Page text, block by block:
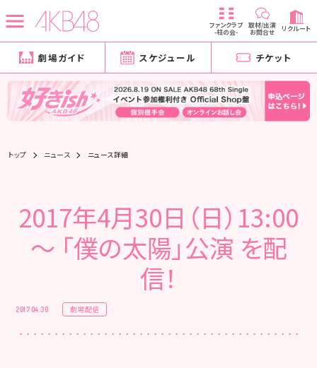
ファンクラブ
-柱の会-
取材/出演
お問合せ リクルート
劇場ガイド スケジュール チケット
トップ ニュース ニュース詳細
2017年4月30日（日）13:00
～ 「僕の太陽」公演 を配
信！
2017.04.30 劇場配信